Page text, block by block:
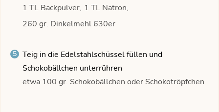
1 TL Backpulver, 1 TL Natron,
260 gr. Dinkelmehl 630er
Teig in die Edelstahlschüssel füllen und
Schokobällchen unterrühren
etwa 100 gr. Schokobällchen oder Schokotröpfchen